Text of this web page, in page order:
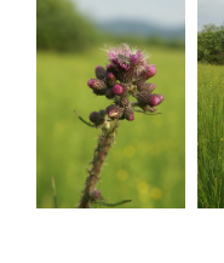
Cirsium
palustre